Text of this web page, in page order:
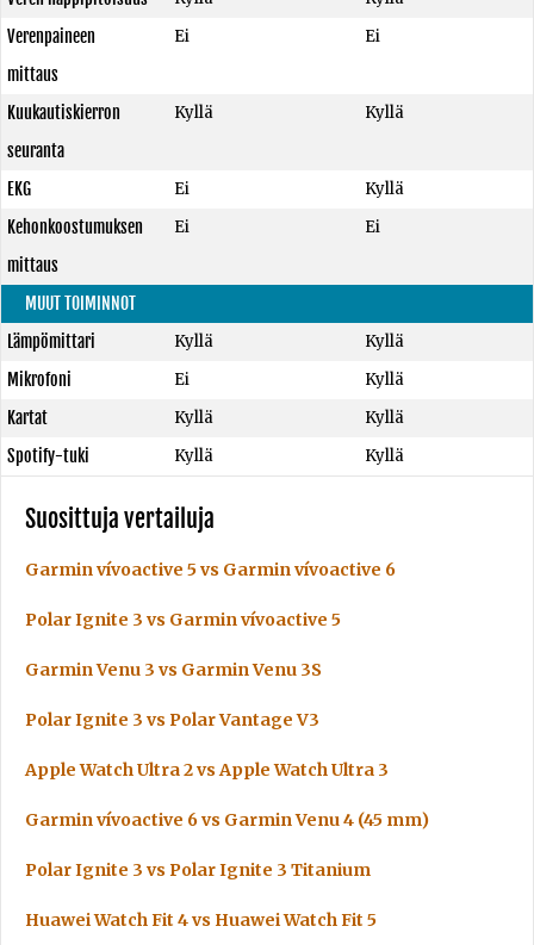
Verenpaineen
mittaus
Ei Ei
Kuukautiskierron
seuranta
Kyllä Kyllä
EKG Ei
Kyllä
Kehonkoostumuksen
mittaus
Ei Ei
MUUT TOIMINNOT
Lämpömittari
Kyllä
Kyllä
Mikrofoni
Ei
Kyllä
Kartat
Kyllä
Kyllä
Spotify-tuki
Kyllä Kyllä
Suosittuja vertailuja
Garmin vívoactive 5 vs Garmin vívoactive 6
Polar Ignite 3 vs Garmin vívoactive 5
Garmin Venu 3 vs Garmin Venu 3S
Polar Ignite 3 vs Polar Vantage V3
Apple Watch Ultra 2 vs Apple Watch Ultra 3
Garmin vívoactive 6 vs Garmin Venu 4 (45 mm)
Polar Ignite 3 vs Polar Ignite 3 Titanium
Huawei Watch Fit 4 vs Huawei Watch Fit 5